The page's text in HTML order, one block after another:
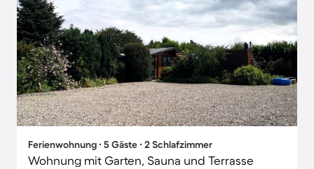
Ferienwohnung ∙ 5 Gäste ∙ 2 Schlafzimmer
Wohnung mit Garten, Sauna und Terrasse